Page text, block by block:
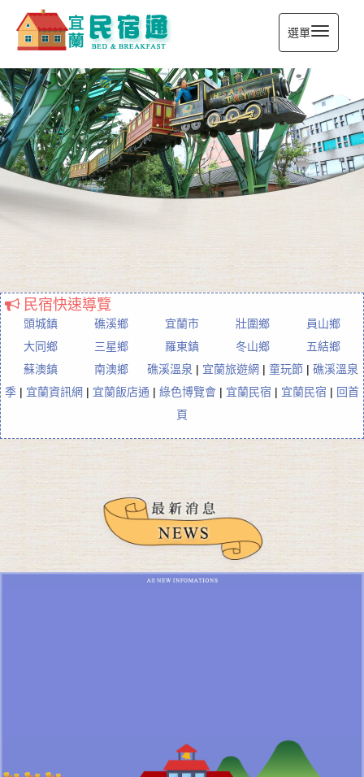
宜蘭民宿通
選單
民宿快速導覽
頭城鎮 礁溪鄉 宜蘭市 壯圍鄉
員山鄉
大同鄉
三星鄉 羅東鎮 冬山鄉
五結鄉
蘇澳鎮
南澳鄉 礁溪溫泉 | 宜蘭旅遊網 |童玩節 |礁溪溫泉
季 | 宜蘭資訊網 | 宜蘭飯店通 | 綠色博覽會 | 宜蘭民宿 | 宜蘭民宿 | 回首
頁